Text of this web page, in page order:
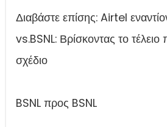
Διαβάστε επίσης: Airtel
vs.BSNL: Βρίσκοντας το
σχέδιο
BSNL προς BSNL